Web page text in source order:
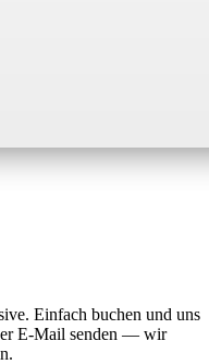
Einfach buchen und uns
E-Mail senden — wir